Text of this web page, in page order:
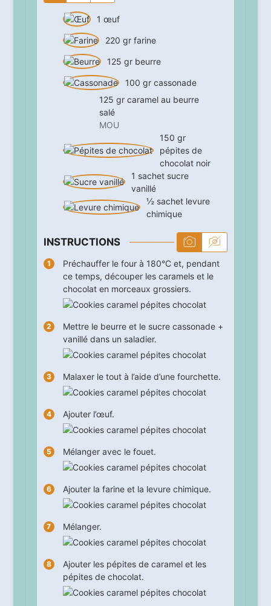
1 œuf
220 gr farine
125 gr beurre
100 gr cassonade
125 gr caramel au beurre
salé
MOU
150 gr
pépites de
chocolat noir
1 sachet sucre
vanillé
½ sachet levure
chimique
INSTRUCTIONS
Préchauffer le four à 180°C et, pendant
ce temps, découper les caramels et le
chocolat en morceaux grossiers.
Mettre le beurre et le sucre cassonade +
vanillé dans un saladier.
Malaxer le tout à l’aide d’une fourchette.
Ajouter l’œuf.
Mélanger avec le fouet.
Ajouter la farine et la levure chimique.
Mélanger.
Ajouter les pépites de caramel et les
pépites de chocolat.